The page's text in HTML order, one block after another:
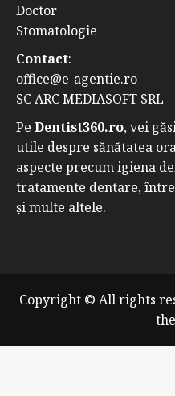
Doctor
Stomatologie
Contact:
office@e-agentie.ro
SC ARC MEDIASOFT SRL
Pe Dentist360.ro, vei
utile despre sănătatea
aspecte precum igiena
tratamente dentare,
și multe altele.
Copyright © All rights